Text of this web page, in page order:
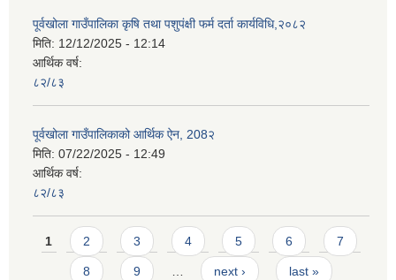
पूर्वखोला गाउँपालिका कृषि तथा पशुपंक्षी फर्म दर्ता कार्यविधि,२०८२
मिति: 12/12/2025 - 12:14
आर्थिक वर्ष:
८२/८३
पूर्वखोला गाउँपालिकाको आर्थिक ऐन, 208२
मिति: 07/22/2025 - 12:49
आर्थिक वर्ष:
८२/८३
Pages
1 2 3 4 5 6 7
8 9 next › last »